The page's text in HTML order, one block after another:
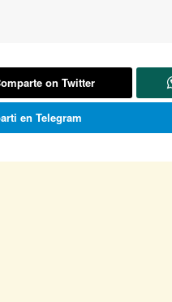
on Twitter
en Telegram